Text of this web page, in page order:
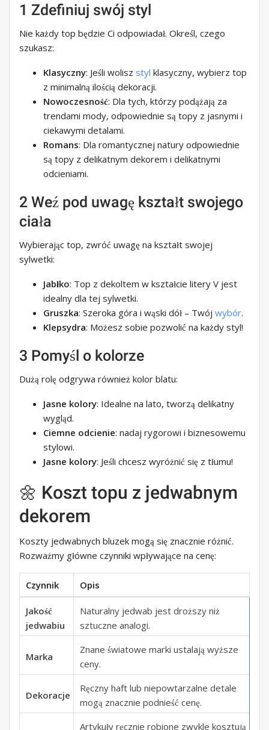
1 Zdefiniuj swój styl
Nie każdy top będzie Ci odpowiadał. Określ, czego
szukasz:
Klasyczny: Jeśli wolisz styl klasyczny, wybierz top
z minimalną ilością dekoracji.
Nowoczesność: Dla tych, którzy podążają za
trendami mody, odpowiednie są topy z jasnymi i
ciekawymi detalami.
Romans: Dla romantycznej natury odpowiednie
są topy z delikatnym dekorem i delikatnymi
odcieniami.
2 Weź pod uwagę kształt swojego
ciała
Wybierając top, zwróć uwagę na kształt swojej
sylwetki:
Jabłko: Top z dekoltem w kształcie litery V jest
idealny dla tej sylwetki.
Gruszka: Szeroka góra i wąski dół – Twój wybór.
Klepsydra: Możesz sobie pozwolić na każdy styl!
3 Pomyśl o kolorze
Dużą rolę odgrywa również kolor blatu:
Jasne kolory: Idealne na lato, tworzą delikatny
wygląd.
Ciemne odcienie: nadaj rygorowi i biznesowemu
stylowi.
Jasne kolory: Jeśli chcesz wyróżnić się z tłumu!
🌼 Koszt topu z jedwabnym
dekorem
Koszty jedwabnych bluzek mogą się znacznie różnić.
Rozważmy główne czynniki wpływające na cenę:
Czynnik Opis
Jakość
jedwabiu
Naturalny jedwab jest droższy niż
sztuczne analogi.
Marka
Znane światowe marki ustalają wyższe
ceny.
Dekoracje
Ręczny haft lub niepowtarzalne detale
mogą znacznie podnieść cenę.
Artykuły ręcznie robione zwykle kosztują